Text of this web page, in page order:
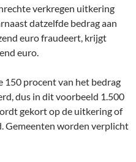
verkregen uitkering
datzelfde bedrag aan
euro fraudeert, krijgt
euro.
150 procent van het bedrag
dus in dit voorbeeld 1.500
gekort op de uitkering of
Gemeenten worden verplicht